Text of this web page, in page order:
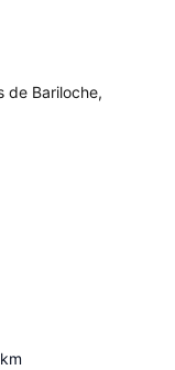
de Bariloche,
km